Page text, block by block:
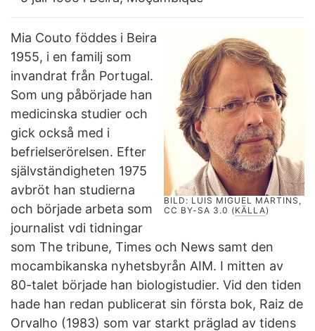
BILD: LUIS MIGUEL MARTINS,
CC BY-SA 3.0 (KÄLLA)
Mia Couto föddes i Beira
1955, i en familj som
invandrat från Portugal.
Som ung påbörjade han
medicinska studier och
gick också med i
befrielserörelsen. Efter
självständigheten 1975
avbröt han studierna
och började arbeta som
journalist vdi tidningar
som The tribune, Times och News samt den
mocambikanska nyhetsbyrån AIM. I mitten av
80-talet började han biologistudier. Vid den tiden
hade han redan publicerat sin första bok, Raiz de
Orvalho (1983) som var starkt präglad av tidens